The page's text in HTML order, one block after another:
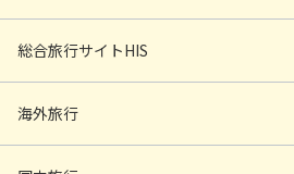
総合旅行サイトHIS
海外旅行